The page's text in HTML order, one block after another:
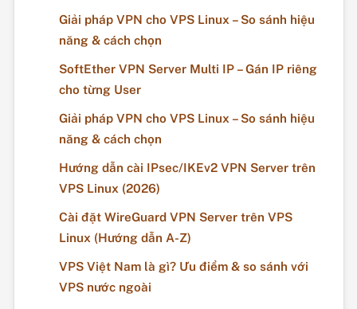
Giải pháp VPN cho VPS Linux – So sánh hiệu
năng & cách chọn
SoftEther VPN Server Multi IP – Gán IP riêng
cho từng User
Giải pháp VPN cho VPS Linux – So sánh hiệu
năng & cách chọn
Hướng dẫn cài IPsec/IKEv2 VPN Server trên
VPS Linux (2026)
Cài đặt WireGuard VPN Server trên VPS
Linux (Hướng dẫn A-Z)
VPS Việt Nam là gì? Ưu điểm & so sánh với
VPS nước ngoài